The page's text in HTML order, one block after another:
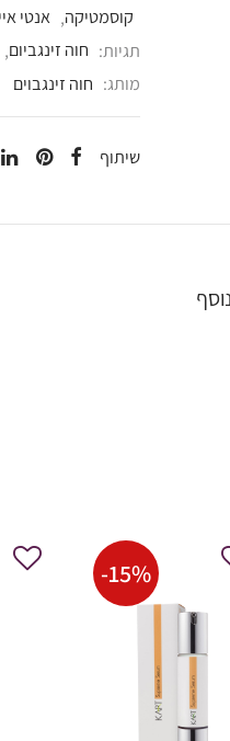
קוסמטיקה, אנטי
תגיות: חוה זינגביום,
מותג: חוה זינגבוים
שיתוף
-15%